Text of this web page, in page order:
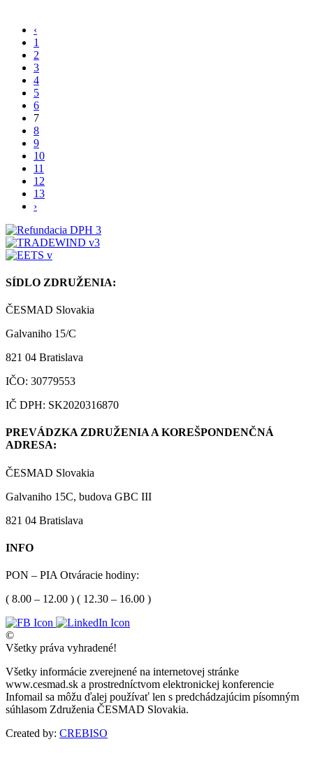
‹
1
2
3
4
5
6
7
8
9
10
11
12
13
›
SÍDLO ZDRUŽENIA:
ČESMAD Slovakia
Galvaniho 15/C
821 04 Bratislava
IČO: 30779553
IČ DPH: SK2020316870
PREVÁDZKA ZDRUŽENIA A KOREŠPONDENČNÁ
ADRESA:
ČESMAD Slovakia
Galvaniho 15C, budova GBC III
821 04 Bratislava
INFO
PON – PIA Otváracie hodiny:
( 8.00 – 12.00 ) ( 12.30 – 16.00 )
©
Všetky práva vyhradené!
Všetky informácie zverejnené na internetovej stránke
www.cesmad.sk a prostredníctvom elektronickej konferencie
Infomail sa môžu ďalej používať len s predchádzajúcim písomným
súhlasom Združenia ČESMAD Slovakia.
Created by: CREBISO